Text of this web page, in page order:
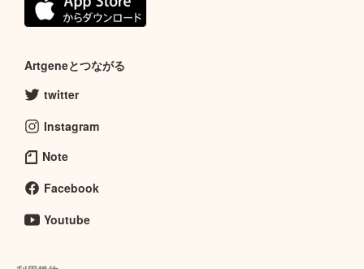
Artgeneとつながる
twitter
Instagram
Note
Facebook
Youtube